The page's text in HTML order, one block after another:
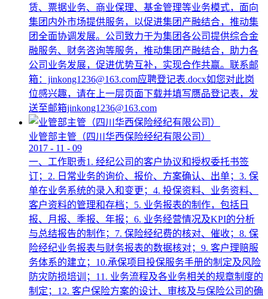
赁、票据业务、商业保理、基金管理等业务模式，面向
集团内外市场提供服务，以促进集团产融结合，推动集
团全面协调发展。公司致力于为集团各公司提供综合金
融服务、财务咨询等服务，推动集团产融结合，助力各
公司业务发展，促进优势互补，实现合作共赢。联系邮
箱：jinkong1236@163.com应聘登记表.docx如您对此岗
位感兴趣，请在上一层页面下载并填写赝品登记表，发
送至邮箱jinkong1236@163.com
业管部主管（四川华西保险经纪有限公司）
2017 - 11 - 09
一、工作职责1. 经纪公司的客户协议和授权委托书签
订；2. 日常业务的询价、报价、方案确认、出单；3. 保
单在业务系统的录入和变更；4. 投保资料、业务资料、
客户资料的管理和存档；5. 业务报表的制作，包括日
报、月报、季报、年报；6. 业务经营情况及KPI的分析
与总结报告的制作；7. 保险经纪费的核对、催收；8. 保
险经纪业务报表与财务报表的数据核对；9. 客户理赔服
务体系的建立；10.承保项目投保服务手册的制定及风险
防灾防损培训；11. 业务流程及各业务相关的规章制度的
制定；12. 客户保险方案的设计、审核及与保险公司的确